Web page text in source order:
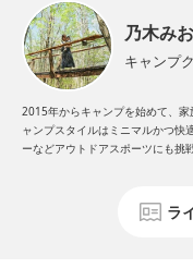
乃木みお
キャンプ
2015年からキャンプを始めて、
ャンプスタイルはミニマルかつ快
ーなどアウトドアスポーツにも挑戦
ラ